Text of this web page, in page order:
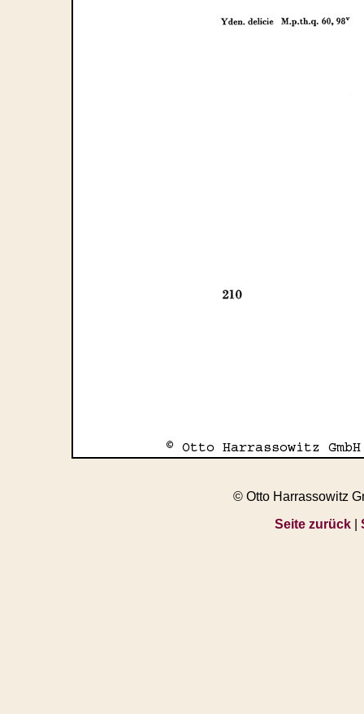
© Otto Harrassowitz
Seite zurück|